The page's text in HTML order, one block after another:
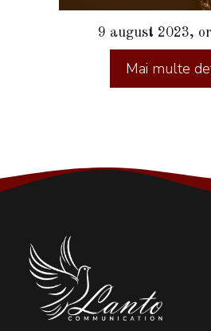
9 august 2023,